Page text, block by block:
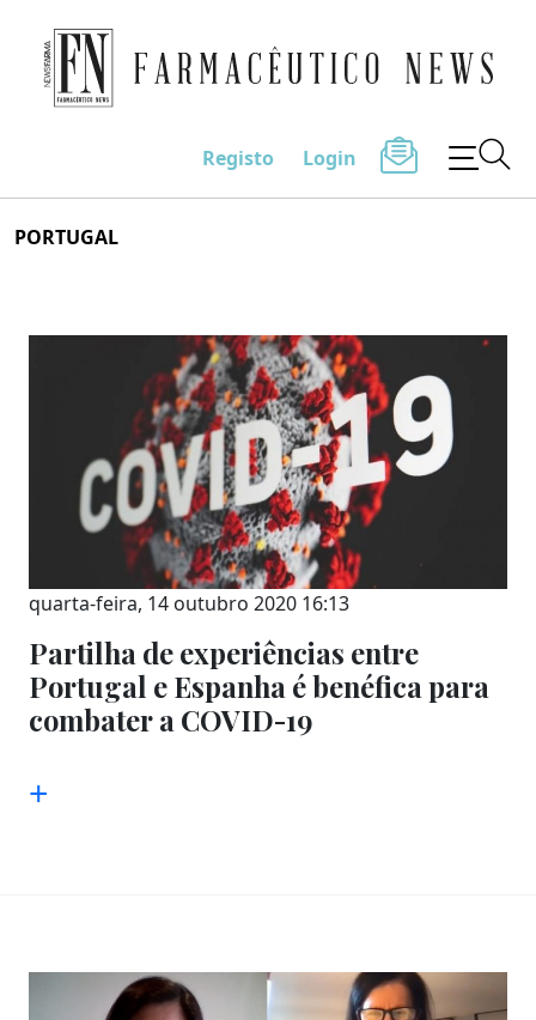
to
Farmacêutico News
Registo Login
PORTUGAL
quarta-feira, 14 outubro 2020 16:13
Partilha de experiências entre
Portugal e Espanha é benéfica para
combater a COVID-19
+